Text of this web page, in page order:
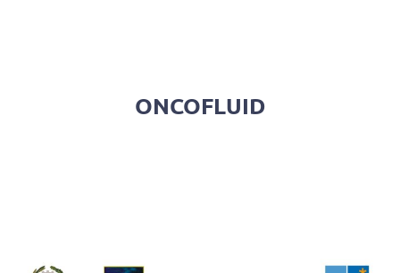
ONCOFLUID